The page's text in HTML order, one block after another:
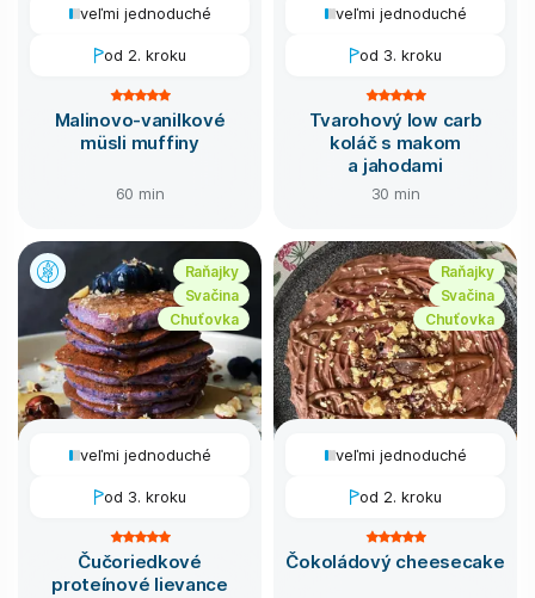
veľmi jednoduché
od 2. kroku
Malinovo-vanilkové
müsli muffiny
60 min
veľmi jednoduché
od 3. kroku
Tvarohový low carb
koláč s makom
a jahodami
30 min
Raňajky
Svačina
Chuťovka
veľmi jednoduché
od 3. kroku
Čučoriedkové
proteínové lievance
Raňajky
Svačina
Chuťovka
veľmi jednoduché
od 2. kroku
Čokoládový cheesecake